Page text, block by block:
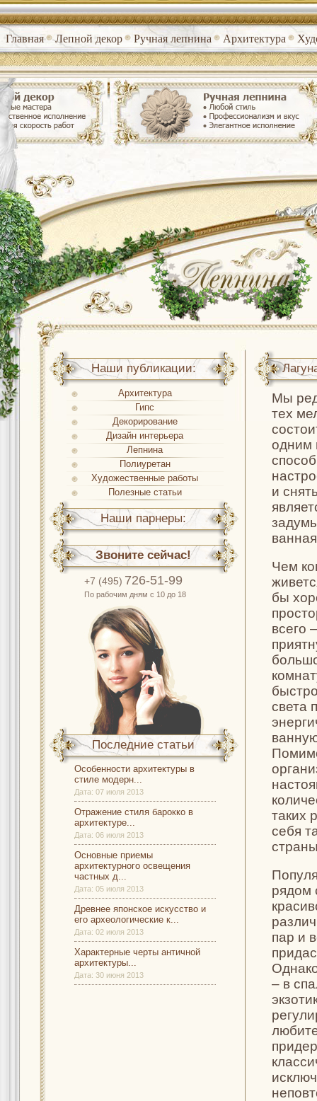
Главная Лепной декор Ручная лепнина Архитектура
Мы
тех
одним
и
Чем
бы
всего
света
таких
себя
рядом
пар и
– в
Наши публикации:
Архитектура
Гипс
Декорирование
Дизайн интерьера
Лепнина
Полиуретан
Художественные работы
Полезные статьи
Наши парнеры:
Звоните сейчас!
+7 (495) 726-51-99
По рабочим дням с 10 до 18
Последние статьи
Особенности архитектуры в
стиле модерн...
Дата: 07 июля 2013
Отражение стиля барокко в
архитектуре...
Дата: 06 июля 2013
Основные приемы
архитектурного освещения
частных д...
Дата: 05 июля 2013
Древнее японское искусство и
его археологические к...
Дата: 02 июля 2013
Характерные черты античной
архитектуры...
Дата: 30 июня 2013